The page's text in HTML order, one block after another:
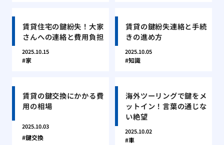
賃貸住宅の鍵紛失！大家
さんへの連絡と費用負担
2025.10.15
家
賃貸の鍵紛失連絡と手続
きの進め方
2025.10.05
知識
賃貸の鍵交換にかかる費
用の相場
2025.10.03
鍵交換
海外ツーリングで鍵をメ
ットイン！言葉の通じな
い絶望
2025.10.02
車